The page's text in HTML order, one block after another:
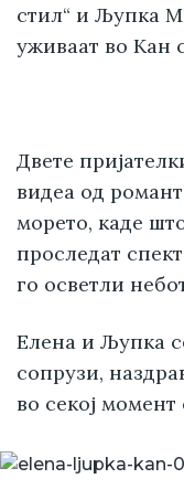
стил“ и Љупка
уживаат во Кан
Двете
видеа од
морето, каде
проследат
го осветли
Елена и Љупка
сопрузи,
во секој